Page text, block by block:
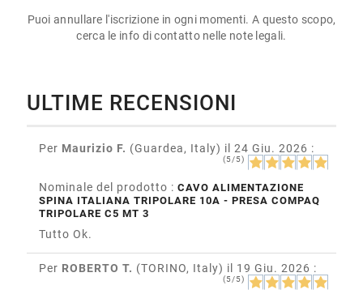
Puoi annullare l'iscrizione in ogni momenti. A questo scopo,
cerca le info di contatto nelle note legali.
ULTIME RECENSIONI
Per Maurizio F. (Guardea, Italy) il 24 Giu. 2026 :
(5/5)
Nominale del prodotto : CAVO ALIMENTAZIONE
SPINA ITALIANA TRIPOLARE 10A - PRESA COMPAQ
TRIPOLARE C5 MT 3
Tutto Ok.
Per ROBERTO T. (TORINO, Italy) il 19 Giu. 2026 :
(5/5)